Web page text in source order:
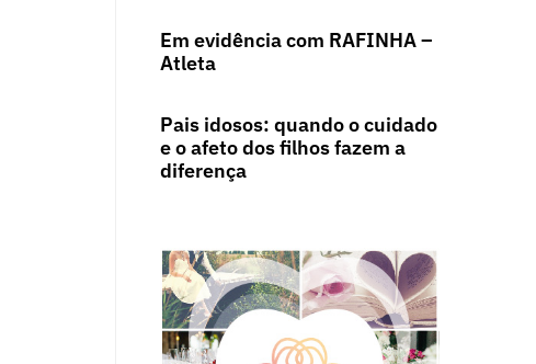
Em evidência com RAFINHA –
Atleta
Pais idosos: quando o cuidado
e o afeto dos filhos fazem a
diferença